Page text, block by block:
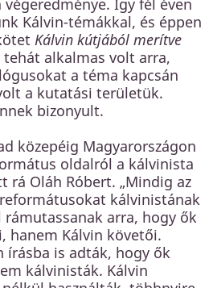
Kálvin-témákkal, és éppen
Kálvin kútjából merítve
tehát alkalmas volt arra,
a téma kapcsán
a kutatási területük.
bizonyult.
közepéig Magyarországon
oldalról a kálvinista
rá Oláh Róbert. „Mindig az
kálvinistának
arra, hogy ők
hanem Kálvin követői.
írásba is adták, hogy ők
kálvinisták. Kálvin